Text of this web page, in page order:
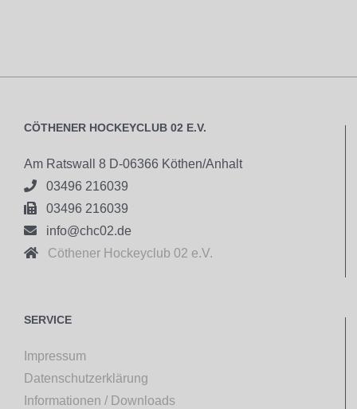
CÖTHENER HOCKEYCLUB 02 E.V.
Am Ratswall 8 D-06366 Köthen/Anhalt
 03496 216039
 03496 216039
 info@chc02.de
 Cöthener Hockeyclub 02 e.V.
SERVICE
Impressum
Datenschutzerklärung
Informationen / Downloads